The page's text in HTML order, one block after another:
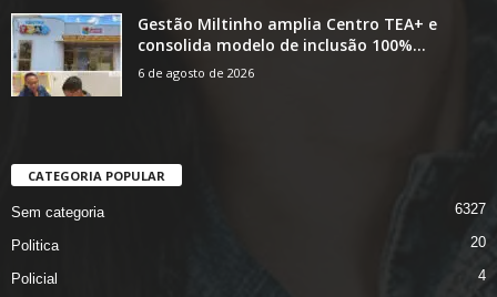
Gestão Miltinho amplia Centro TEA+ e
consolida modelo de inclusão 100%...
6 de agosto de 2026
CATEGORIA POPULAR
Sem categoria 6327
Politica 20
Policial 4